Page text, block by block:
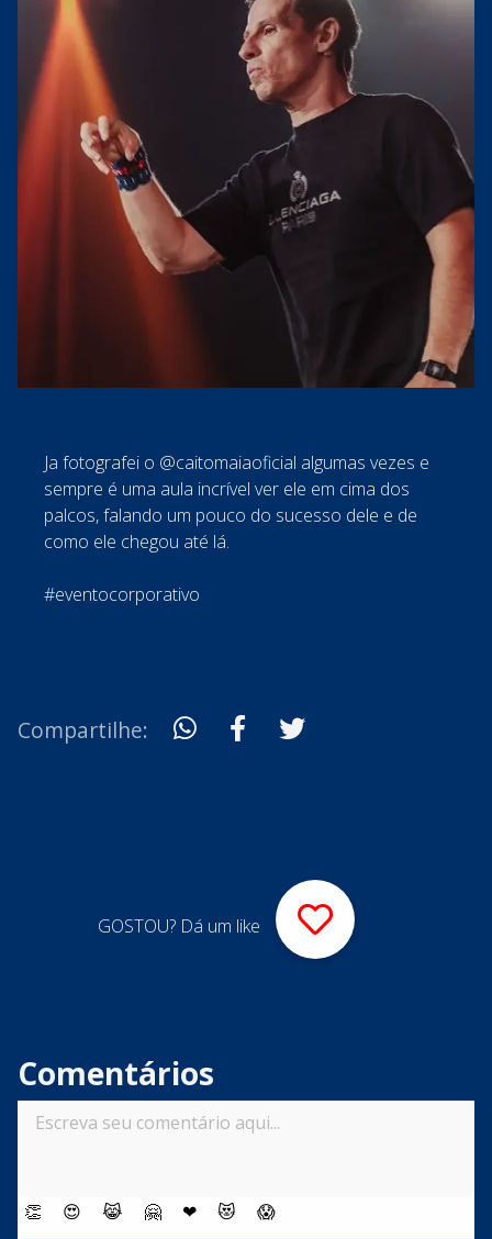
Ja fotografei o @caitomaiaoficial algumas vezes e
sempre é uma aula incrível ver ele em cima dos
palcos, falando um pouco do sucesso dele e de
como ele chegou até lá.
#eventocorporativo
Compartilhe:
GOSTOU? Dá um like
Comentários
👏 😍 😹 🤗 ❤ 😻 😱